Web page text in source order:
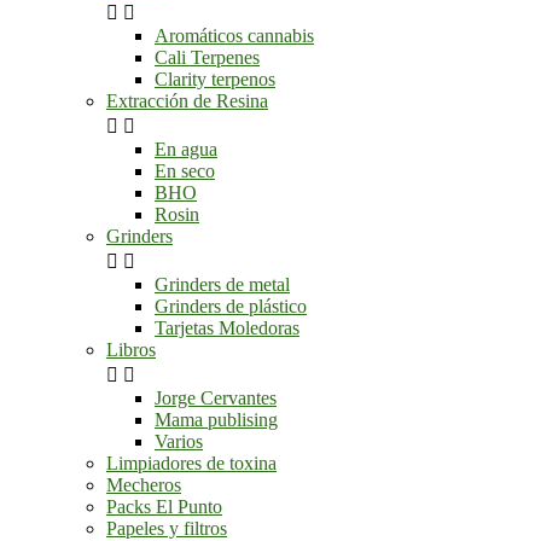
 
Aromáticos cannabis
Cali Terpenes
Clarity terpenos
Extracción de Resina
 
En agua
En seco
BHO
Rosin
Grinders
 
Grinders de metal
Grinders de plástico
Tarjetas Moledoras
Libros
 
Jorge Cervantes
Mama publising
Varios
Limpiadores de toxina
Mecheros
Packs El Punto
Papeles y filtros